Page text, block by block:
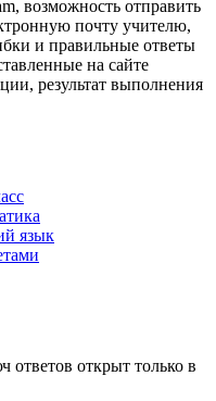
возможность отправить
почту учителю,
и правильные ответы
на сайте
результат выполнения
сразу.
язык
ответов открыт только в